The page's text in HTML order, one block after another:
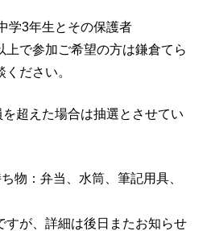
学3年生とその保護者
で参加ご希望の方は鎌倉てら
ださい。
えた場合は抽選とさせてい
物：弁当、水筒、筆記用具、
が、詳細は後日またお知らせ